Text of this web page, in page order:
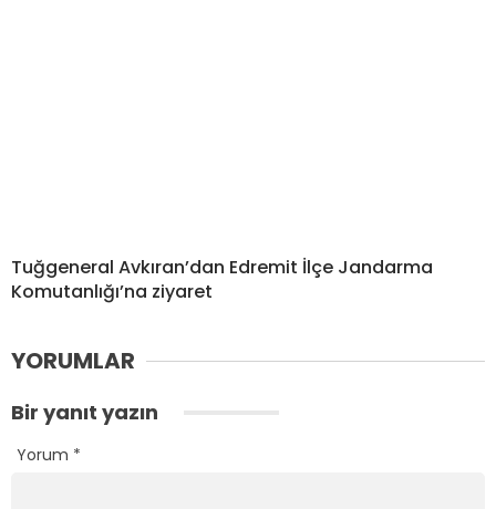
Tuğgeneral Avkıran’dan Edremit İlçe Jandarma
Komutanlığı’na ziyaret
YORUMLAR
Bir yanıt yazın
Yorum *